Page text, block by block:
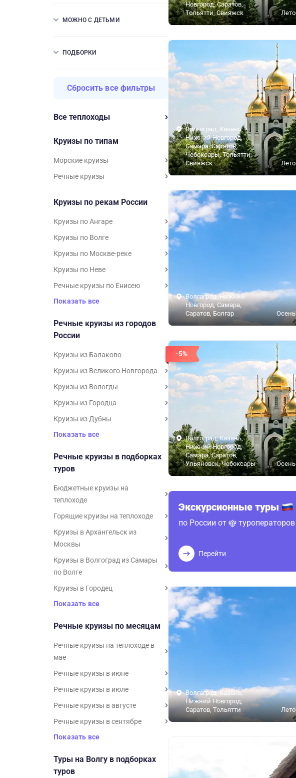
МОЖНО С ДЕТЬМИ
ПОДБОРКИ
Сбросить все фильтры
Все теплоходы
Круизы по типам
Морские круизы
Речные круизы
Круизы по рекам России
Круизы по Ангаре
Круизы по Волге
Круизы по Москве-реке
Круизы по Неве
Речные круизы по Енисею
Показать все
Речные круизы из городов
России
Круизы из Балаково
Круизы из Великого Новгорода
Круизы из Вологды
Круизы из Городца
Круизы из Дубны
Показать все
Речные круизы в подборках
туров
Бюджетные круизы на
теплоходе
Горящие круизы на теплоходе
Круизы в Архангельск из
Москвы
Круизы в Волгоград из Самары
по Волге
Круизы в Городец
Показать все
Речные круизы по месяцам
Речные круизы на теплоходе в
мае
Речные круизы в июне
Речные круизы в июле
Речные круизы в августе
Речные круизы в сентябре
Показать все
Туры на Волгу в подборках
туров
Новгород, Саратов,
Тольятти, Свияжск
Лето
Волгоград, Казань,
Нижний Новгород,
Самара, Саратов,
Чебоксары, Тольятти,
Свияжск
Лето
Волгоград, Нижний
Новгород, Самара,
Саратов, Болгар
Осень
-5%
Волгоград, Казань,
Нижний Новгород,
Самара, Саратов,
Ульяновск, Чебоксары
Осень
Экскурсионные туры
по России от туроператоров
Перейти
Волгоград, Казань,
Нижний Новгород,
Саратов, Тольятти
Лето